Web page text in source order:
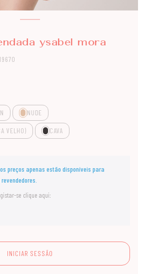
ysabel mora
NUDE
VELHO) CAVA
preços apenas estão disponíveis para
se clique aqui:
INICIAR SESSÃO